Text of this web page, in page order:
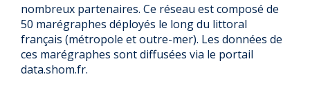
nombreux partenaires. Ce réseau est composé de
50 marégraphes déployés le long du littoral
français (métropole et outre-mer). Les données de
ces marégraphes sont diffusées via le portail
data.shom.fr.